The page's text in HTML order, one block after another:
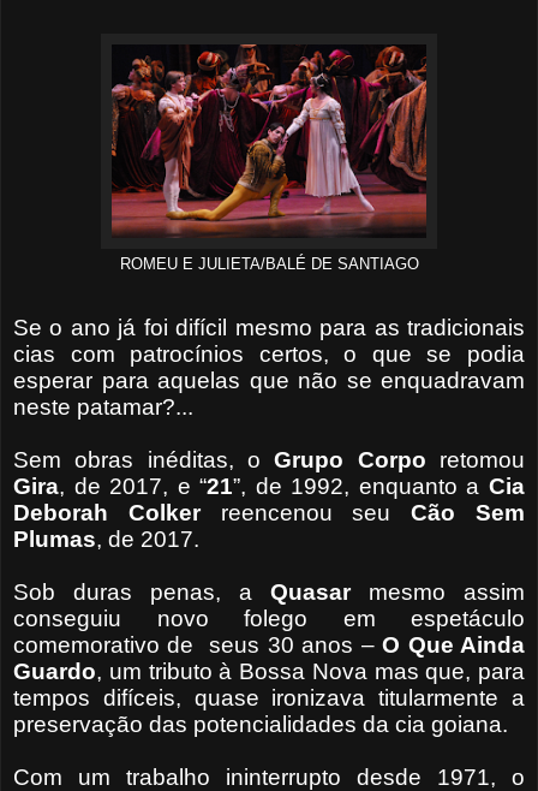
ROMEU E JULIETA/BALÉ DE SANTIAGO
Se o ano já foi difícil mesmo para as tradicionais
cias com patrocínios certos, o que se podia
esperar para aquelas que não se enquadravam
neste patamar?...
Sem obras inéditas, oGrupo Corpo retomou
Gira, de 2017, e “21”, de 1992, enquanto aCia
Deborah Colkerreencenou seuCão Sem
Plumas, de 2017.
Sob duras penas, a Quasarmesmo assim
conseguiu novo folego em espetáculo
comemorativo de
seus 30 anos –O Que Ainda
Guardo, um tributo à Bossa Nova mas que, para
tempos difíceis, quase ironizava titularmente a
preservação das potencialidades da cia goiana.
Com um trabalho ininterrupto desde 1971, o